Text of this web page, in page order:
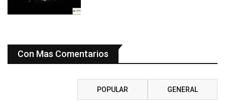
Con Mas Comentarios
POPULAR GENERAL